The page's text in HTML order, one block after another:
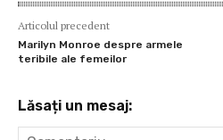
k
Articolul precedent
Marilyn Monroe despre armele
teribile ale femeilor
Lăsați un mesaj: